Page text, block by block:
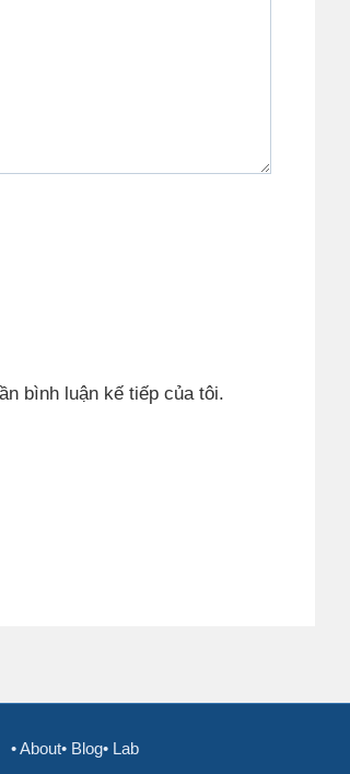
bình luận kế tiếp của tôi.
• About• Blog• Lab